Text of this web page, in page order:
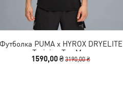
Футболка PUMA x HYROX DRYELITE
Training Tee Men
1590,00 ₴3190,00 ₴